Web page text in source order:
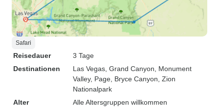
Safari
Reisedauer
3 Tage
Destinationen
Las Vegas , Grand Canyon , Monument
Valley, Page , Bryce Canyon , Zion
Nationalpark
Alter
Alle Altersgruppen willkommen